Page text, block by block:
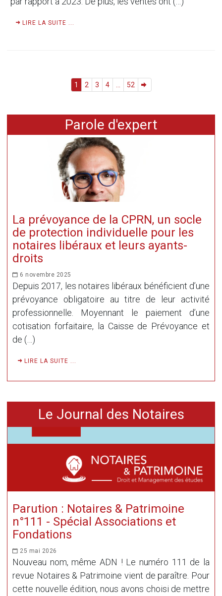
LIRE LA SUITE ...
1 2 3 4 52
Parole d'expert
La prévoyance de la CPRN, un socle
de protection individuelle pour les
notaires libéraux et leurs ayants-
droits
6 novembre 2025
Depuis 2017, les notaires libéraux bénéficient d’une
prévoyance obligatoire au titre de leur activité
professionnelle. Moyennant le paiement d’une
cotisation forfaitaire, la Caisse de Prévoyance et
de (…)
LIRE LA SUITE ...
Le Journal des Notaires
Parution : Notaires & Patrimoine
n°111 - Spécial Associations et
Fondations
25 mai 2026
Nouveau nom, même ADN ! Le numéro 111 de la
revue Notaires & Patrimoine vient de paraître. Pour
cette nouvelle édition, nous avons choisi de mettre